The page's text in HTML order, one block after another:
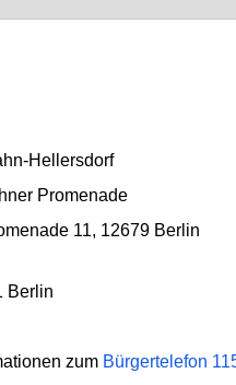
Hellersdorf
Promenade
11, 12679 Berlin
Berlin
zum Bürgertelefon